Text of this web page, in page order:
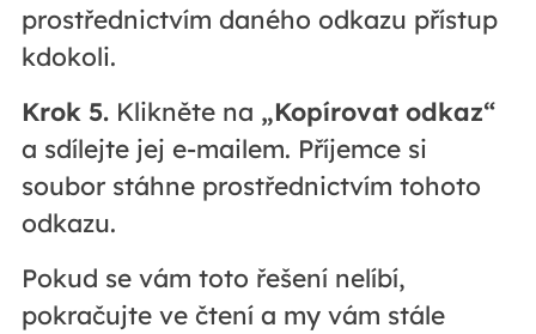
prostřednictvím daného odkazu přístup
kdokoli.
Krok 5.Klikněte na „Kopírovat odkaz“
a sdílejte jej e-mailem. Příjemce si
soubor stáhne prostřednictvím tohoto
odkazu.
Pokud se vám toto řešení nelíbí,
pokračujte ve čtení a my vám stále